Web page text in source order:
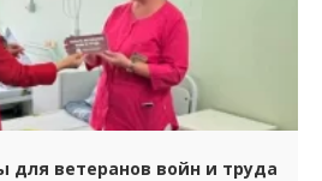
для ветеранов войн и труда